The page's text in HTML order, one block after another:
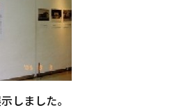
しました。